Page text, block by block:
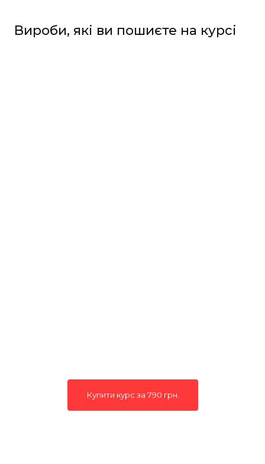
Вироби, які ви пошиєте на курсі
Купити курс за 790 грн.